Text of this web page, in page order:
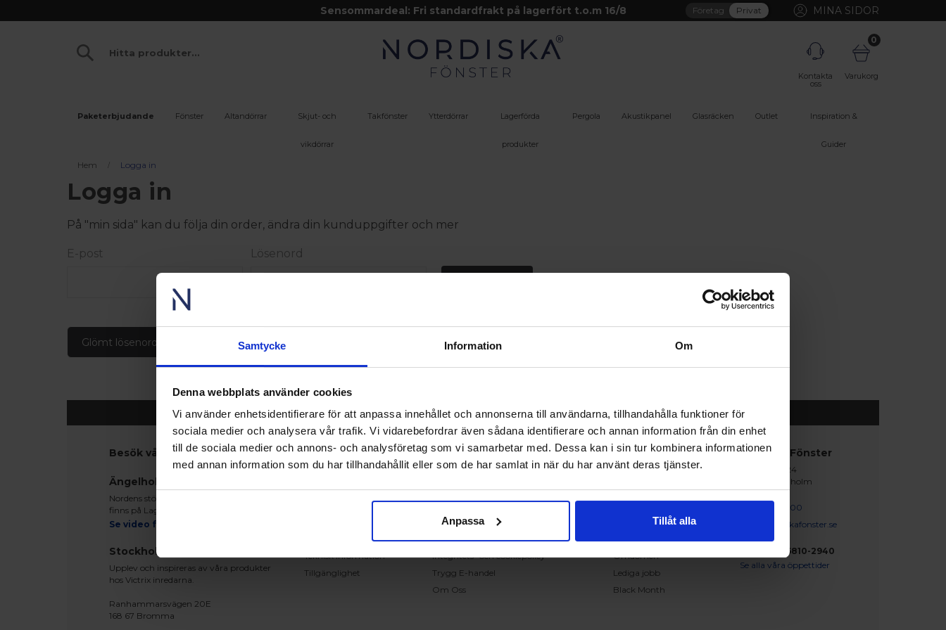
Samtycke Information Om
Denna webbplats använder cookies
Vi använder enhetsidentifierare för att anpassa innehållet och annonserna till användarna, tillhandahålla funktioner för
sociala medier och analysera vår trafik. Vi vidarebefordrar även sådana identifierare och annan information från din enhet
till de sociala medier och annons- och analysföretag som vi samarbetar med. Dessa kan i sin tur kombinera informationen
med annan information som du har tillhandahållit eller som de har samlat in när du har använt deras tjänster.
Anpassa Tillåt alla
Sensommardeal: Fri standardfrakt på lagerfört t.o.m 16/8 Företag Privat MINA SIDOR
Kontakta
oss
0
Varukorg
Paketerbjudande Fönster Altandörrar Skjut- och
vikdörrar
Takfönster Ytterdörrar Lagerförda
produkter
Pergola Akustikpanel Glasräcken Outlet Inspiration &
Guider
Hem Logga in
Logga in
På "min sida" kan du följa din order, ändra din kunduppgifter och mer
E-post Lösenord
Glömt lösenord Skapa konto
RING OSS PÅ 0431 - 37 14 00
Besök våra utställningar
Ängelholm
Nordens största fönsterutställning
finns på Lagegatan 24 i Ängelholm
Se video från vårt showroom
Stockholm
Upplev och inspireras av våra produkter
hos Victrix inredarna.
Ranhammarsvägen 20E
168 67 Bromma
Kundservice
Kontakta oss
Beställning och offert
Monteringsanvisningar
Teknisk information
Tillgänglighet
Handla på Nordiska Fönster
Köpvillkor
Om ditt köp
Betalnings & leveransvillkor
Ångerrätt & återbetalning
Garantier
Integritets- och cookiepolicy
Trygg E-handel
Om Oss
Snabblänkar
Monterat och klart
Inspiration
Vanliga frågor och svar
Återförsäljare
Omdömen
Lediga jobb
Black Month
Nordiska Fönster
Lagegatan 24
262 71 Ängelholm
0431 - 37 14 00
info@nordiskafonster.se
Org Nr: 556810-2940
Se alla våra öppettider